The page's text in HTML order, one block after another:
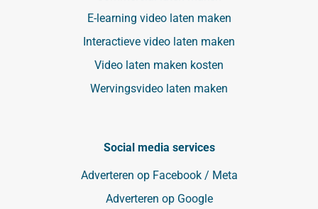
E-learning video laten maken
Interactieve video laten maken
Video laten maken kosten
Wervingsvideo laten maken
Social media services
Adverteren op Facebook / Meta
Adverteren op Google